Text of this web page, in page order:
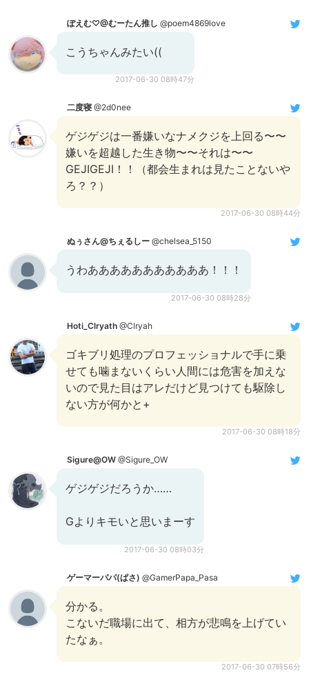
ぽえむ♡@むーたん推し @poem4869love
こうちゃんみたい((
2017-06-30 08時47分
二度寝 @2d0nee
ゲジゲジは一番嫌いなナメクジを上回る〜〜
嫌いを超越した生き物〜〜それは〜〜
GEJIGEJI！！（都会生まれは見たことないや
ろ？？）
2017-06-30 08時44分
ぬぅさん@ちぇるしー @chelsea_5150
うわあああああああああああ！！！
2017-06-30 08時28分
Hoti_Clryath @Clryah
ゴキブリ処理のプロフェッショナルで手に乗
せても噛まないくらい人間には危害を加えな
いので見た目はアレだけど見つけても駆除し
ない方が何かと+
2017-06-30 08時18分
Sigure@OW @Sigure_OW
ゲジゲジだろうか……
Gよりキモいと思いまーす
2017-06-30 08時03分
ゲーマーパパ(ぱさ) @GamerPapa_Pasa
分かる。
こないだ職場に出て、相方が悲鳴を上げてい
たなぁ。
2017-06-30 07時56分